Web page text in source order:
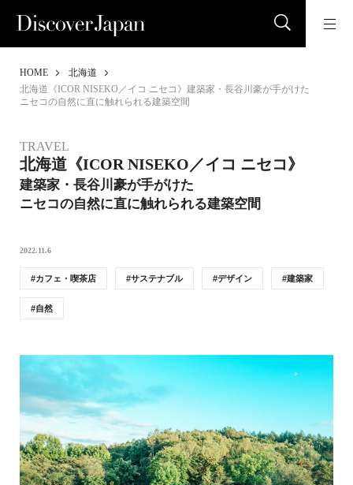
HOME
北海道
北海道《ICOR NISEKO／イコ ニセコ》建築家・長谷川豪が手がけた
ニセコの自然に直に触れられる建築空間
TRAVEL
北海道《ICOR NISEKO／イコ ニセコ》
建築家・長谷川豪が手がけた
ニセコの自然に直に触れられる建築空間
2022.11.6
カフェ・喫茶店 サステナブル デザイン 建築家
自然